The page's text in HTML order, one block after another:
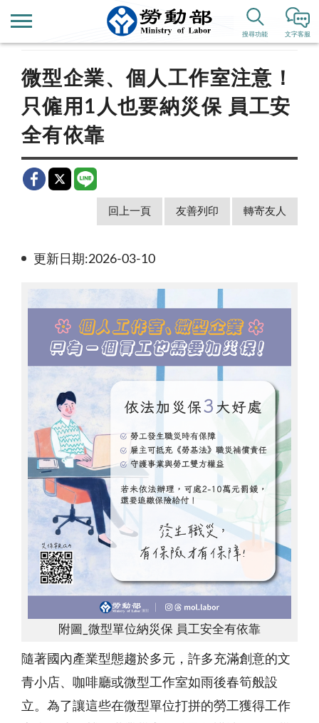
文字客服
搜尋功能
新聞公告 新聞稿
微型企業、個人工作室注意！
只僱用1人也要納災保 員工安
全有依靠
回上一頁 友善列印 轉寄友人
更新日期:2026-03-10
附圖_微型單位納災保 員工安全有依靠
隨著國內產業型態趨於多元，許多充滿創意的文
青小店、咖啡廳或微型工作室如雨後春筍般設
立。為了讓這些在微型單位打拼的勞工獲得工作